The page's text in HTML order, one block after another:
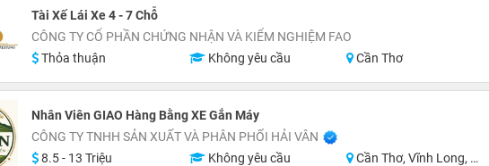
Tài Xế Lái Xe 4 - 7 Chỗ
CÔNG TY CỔ PHẦN CHỨNG NHẬN VÀ KIỂM NGHIỆM FAO
Thỏa thuận
Không yêu cầu Cần Thơ
Nhân Viên GIAO Hàng Bằng XE Gắn Máy
CÔNG TY TNHH SẢN XUẤT VÀ PHÂN PHỐI HẢI VÂN
8.5 - 13 Triệu
Không yêu cầu Cần Thơ, Vĩnh Long, An Giang, Hậu Giang